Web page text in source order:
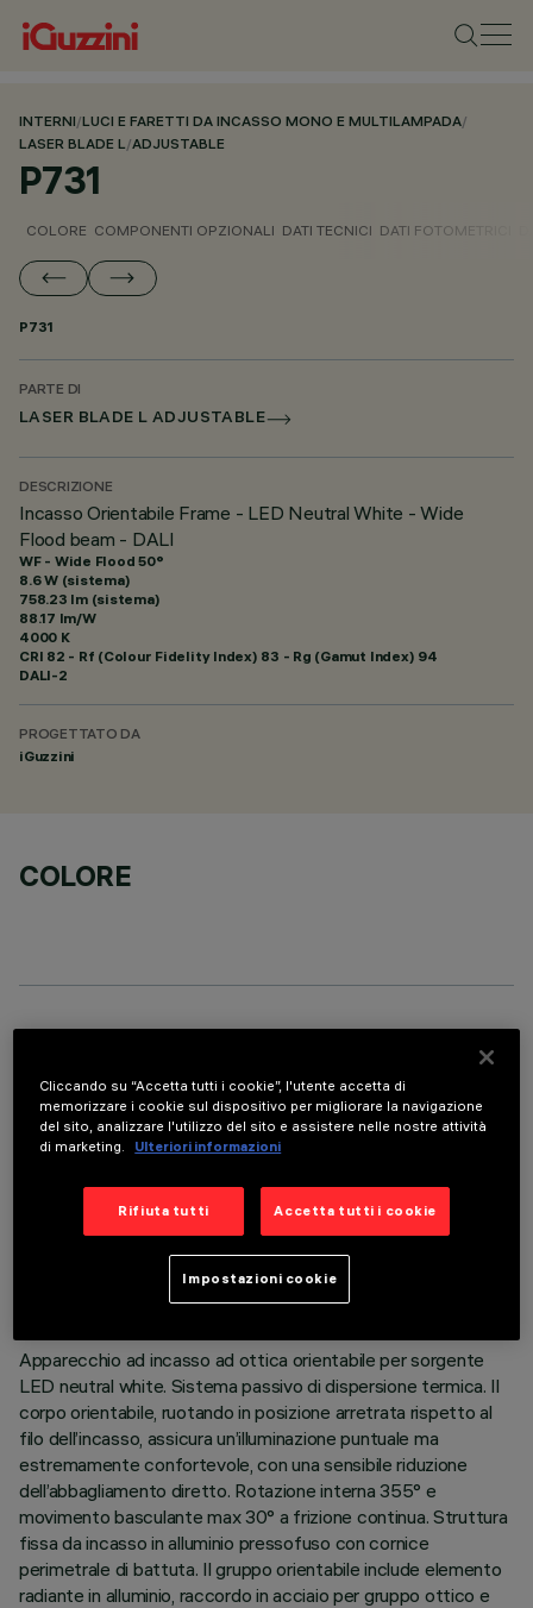
INTERNI/LUCI E FARETTI DA INCASSO MONO E MULTILAMPADA/
LASER BLADE L/ADJUSTABLE
P731
COLORE COMPONENTI OPZIONALI DATI TECNICI DATI FOTOMETRICI
P731
PARTE DI
LASER BLADE L ADJUSTABLE
DESCRIZIONE
Incasso Orientabile Frame - LED Neutral White - Wide
Flood beam - DALI
WF - Wide Flood 50°
8.6 W (sistema)
758.23 lm (sistema)
88.17 lm/W
4000 K
CRI 82 - Rf (Colour Fidelity Index) 83 - Rg (Gamut Index) 94
DALI-2
PROGETTATO DA
iGuzzini
COLORE
DATI TECNICI
ULTIMO AGGIORNAMENTO: 05/08/2026
Apparecchio ad incasso ad ottica orientabile per sorgente
LED neutral white. Sistema passivo di dispersione termica. Il
corpo orientabile, ruotando in posizione arretrata rispetto al
filo dell’incasso, assicura un’illuminazione puntuale ma
estremamente confortevole, con una sensibile riduzione
dell’abbagliamento diretto. Rotazione interna 355° e
movimento basculante max 30° a frizione continua. Struttura
fissa da incasso in alluminio pressofuso con cornice
perimetrale di battuta. Il gruppo orientabile include elemento
radiante in alluminio, raccordo in acciaio per gruppo ottico e
Cliccando su “Accetta tutti i cookie”, l'utente accetta di
memorizzare i cookie sul dispositivo per migliorare la navigazione
del sito, analizzare l'utilizzo del sito e assistere nelle nostre attività
di marketing.
Ulteriori informazioni
Rifiuta tutti Accetta tutti i cookie
Impostazioni cookie